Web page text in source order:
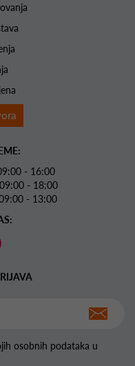
- 16:00
- 18:00
- 13:00
osobnih podataka u